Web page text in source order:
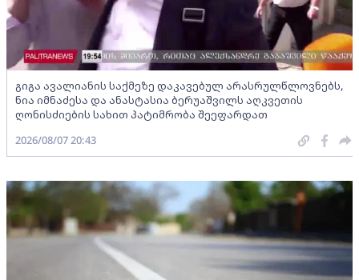
გიგა ავალიანის საქმეზე დაკავებულ არასრულწლოვნებს,
ნია იმნაძესა და ანასტასია ბერუაშვილს აღკვეთის
ღონისძიების სახით პატიმრობა შეეფარდათ
2026/08/07 20:43